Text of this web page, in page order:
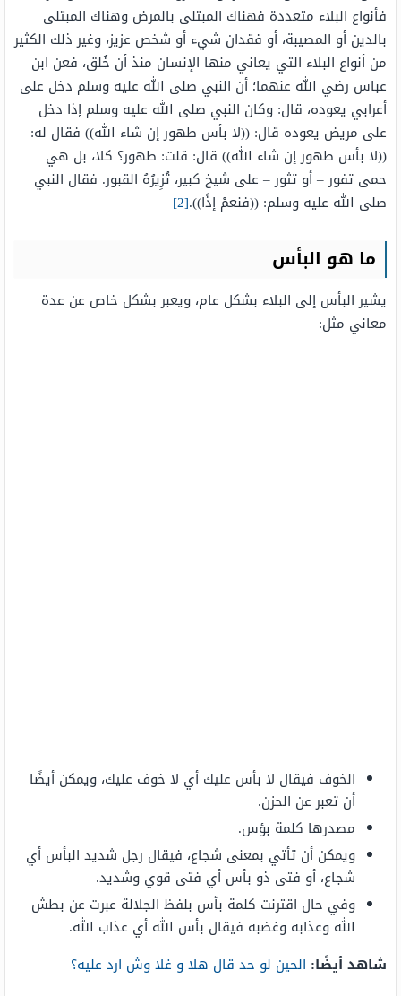
فأنواع البلاء متعددة فهناك المبتلى بالمرض وهناك المبتلى
بالدين أو المصيبة، أو فقدان شيء أو شخص عزيز، وغير ذلك الكثير
من أنواع البلاء التي يعاني منها الإنسان منذ أن خُلق، فعن ابن
عباس رضي الله عنهما؛ أن النبي صلى الله عليه وسلم دخل على
أعرابي يعوده، قال: وكان النبي صلى الله عليه وسلم إذا دخل
على مريض يعوده قال: ((لا بأس طهور إن شاء الله)) فقال له:
((لا بأس طهور إن شاء الله)) قال: قلت: طهور؟ كلا، بل هي
حمى تفور – أو تثور – على شيخ كبير، تُزِيرُهُ القبور. فقال النبي
صلى الله عليه وسلم: ((فنعمْ إذًا)).[2]
ما هو البأس
يشير البأس إلى البلاء بشكل عام، ويعبر بشكل خاص عن عدة
معاني مثل:
الخوف فيقال لا بأس عليك أي لا خوف عليك، ويمكن أيضًا
أن تعبر عن الحزن.
مصدرها كلمة بؤس.
ويمكن أن تأتي بمعنى شجاع، فيقال رجل شديد البأس أي
شجاع، أو فتى ذو بأس أي فتى قوي وشديد.
وفي حال اقترنت كلمة بأس بلفظ الجلالة عبرت عن بطش
الله وعذابه وغضبه فيقال بأس الله أي عذاب الله.
شاهد أيضًا: الحين لو حد قال هلا و غلا وش ارد عليه؟